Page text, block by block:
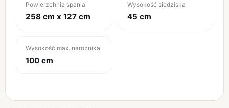
Powierzchnia spania
258 cm x 127 cm
Wysokość siedziska
45 cm
Wysokość max. narożnika
100 cm